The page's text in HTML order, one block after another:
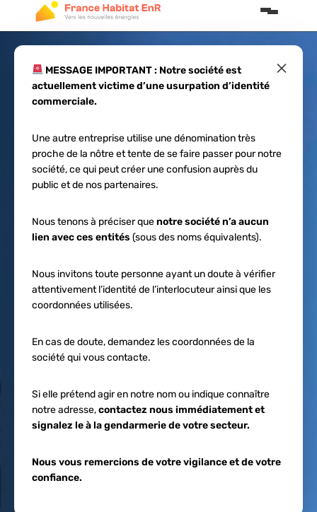
×
MESSAGE IMPORTANT : Notre société est
actuellement victime d’une usurpation d’identité
commerciale.
Une autre entreprise utilise une dénomination très
proche de la nôtre et tente de se faire passer pour notre
société, ce qui peut créer une confusion auprès du
public et de nos partenaires.
Nous tenons à préciser quenotre société n’a aucun
lien avec ces entités (sous des noms équivalents).
Nous invitons toute personne ayant un doute à vérifier
attentivement l’identité de l’interlocuteur ainsi que les
coordonnées utilisées.
En cas de doute, demandez les coordonnées de la
société qui vous contacte.
Si elle prétend agir en notre nom ou indique connaître
notre adresse,contactez nous immédiatement et
signalez le à la gendarmerie de votre secteur.
Nous vous remercions de votre vigilance et de votre
confiance.
Guide complet sur
le dépannage de
panneaux solaires